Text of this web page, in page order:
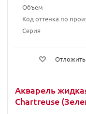
Объем
Код оттенка по
Серия
Отложить
Акварель
Chartreuse